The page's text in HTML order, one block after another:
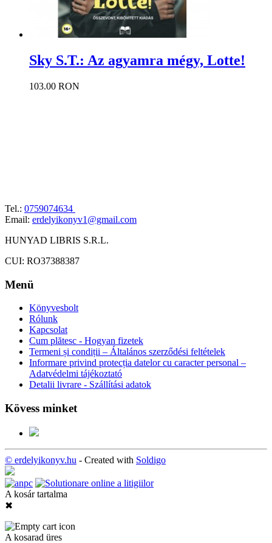
Sky S.T.: Az agyamra mégy, Lotte!
103.00 RON
Tel.: 0759074634
Email: erdelyikonyv1@gmail.com
HUNYAD LIBRIS S.R.L.
CUI: RO37388387
Menü
Könyvesbolt
Rólunk
Kapcsolat
Cum plătesc - Hogyan fizetek
Termeni și condiții – Általános szerződési feltételek
Informare privind protecția datelor cu caracter personal –
Adatvédelmi tájékoztató
Detalii livrare - Szállítási adatok
Kövess minket
© erdelyikonyv.hu - Created with Soldigo
A kosár tartalma
✖
A kosarad üres